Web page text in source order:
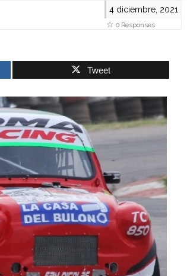
4 diciembre, 2021
0 Responses
Tweet